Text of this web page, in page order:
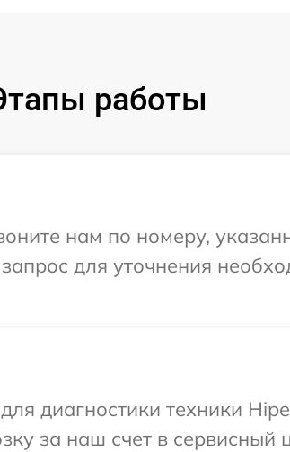
работы
нам по номеру,
для уточнения
диагностики техники
за наш счет в сервисный